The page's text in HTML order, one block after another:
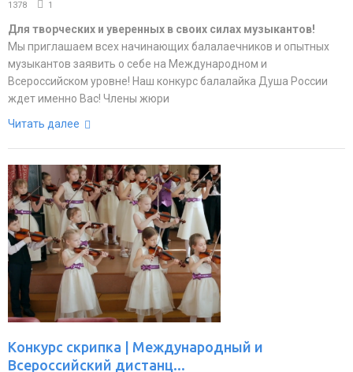
1378
1
Для творческих и уверенных в своих силах музыкантов!
Мы приглашаем всех начинающих балалаечников и опытных
музыкантов заявить о себе на Международном и
Всероссийском уровне! Наш конкурс балалайка Душа России
ждет именно Вас! Члены жюри
Читать далее
Конкурс скрипка | Международный и
Всероссийский дистанц...